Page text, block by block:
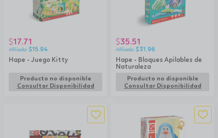
Hape - Juego Kitty
$17.71
$15.94
Producto no disponible
Consultar Disponibilidad
Hape - Bloques Apilables de
Naturaleza
$35.51
$31.96
Producto no disponible
Consultar Disponibilidad